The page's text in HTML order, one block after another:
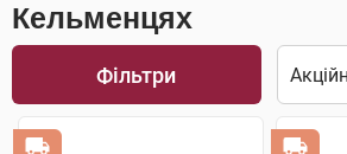
Кельменцях
Фільтри